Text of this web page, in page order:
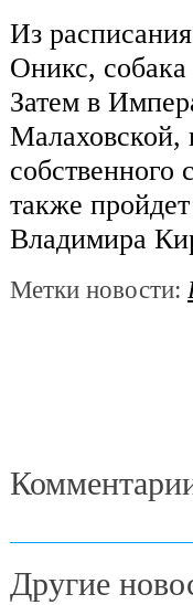
Из
Оникс,
Затем в
Малаховской,
также
Владимира
Метки новости:
Другие